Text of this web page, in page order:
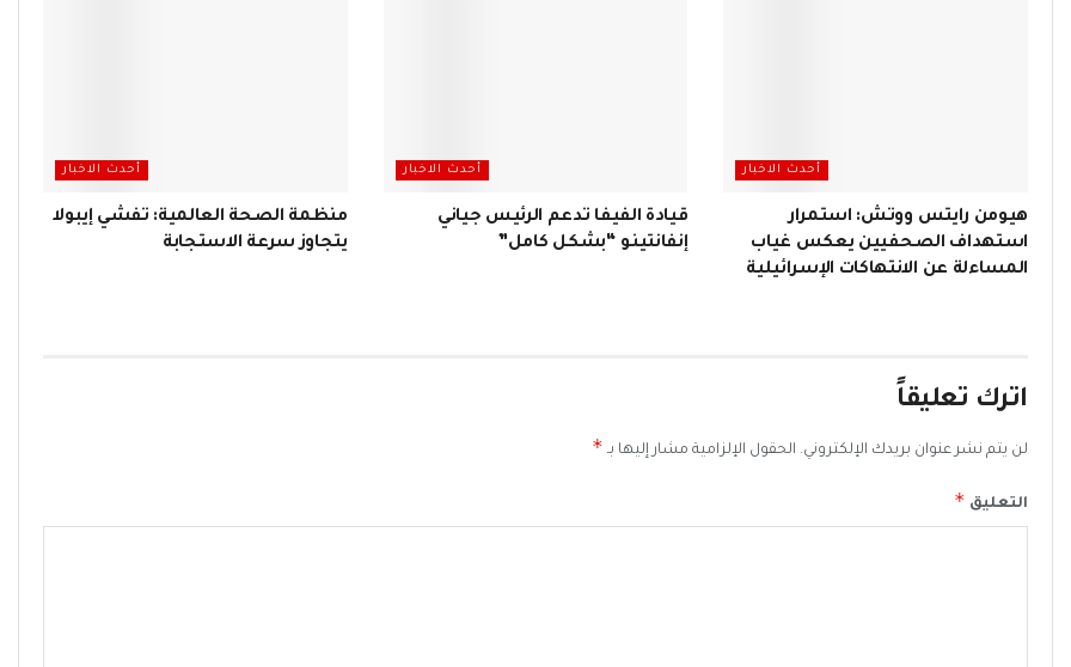
أحدث الاخبار
هيومن رايتس ووتش: استمرار
استهداف الصحفيين يعكس غياب
المساءلة عن الانتهاكات الإسرائيلية
أحدث الاخبار
قيادة الفيفا تدعم الرئيس جياني
إنفانتينو “بشكل كامل”
أحدث الاخبار
منظمة الصحة العالمية: تفشي إيبولا
يتجاوز سرعة الاستجابة
اترك تعليقاً
لن يتم نشر عنوان بريدك الإلكتروني. الحقول الإلزامية مشار إليها بـ *
التعليق *